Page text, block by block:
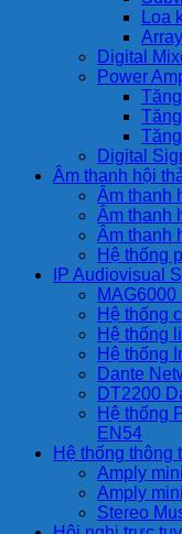
Loa
Digital
Power
Digital
Âm thanh hội
Âm thanh
Âm thanh
Âm thanh
Hệ thống
IP Audiovisual
MAG6000
Hệ thống
Hệ thống
Hệ thống
Dante
DT2200
Hệ thống
EN54
Hệ thống thông
Amply
Amply
Stereo